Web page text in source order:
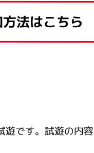
法はこちら
です。試遊の内